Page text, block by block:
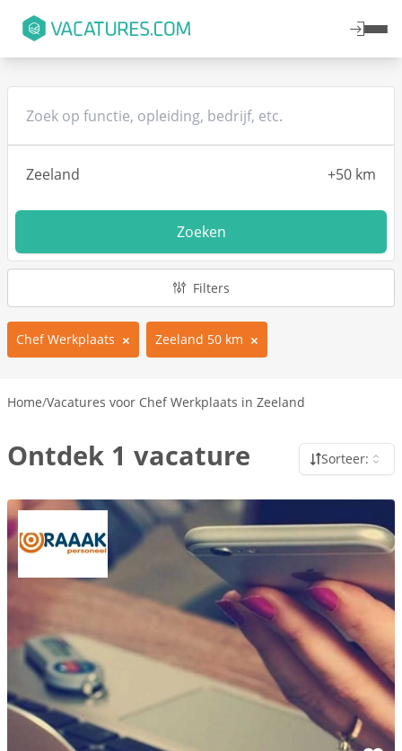
Zoeken
Filters
Chef Werkplaats Zeeland 50 km
Home/Vacatures voor Chef Werkplaats in Zeeland
Ontdek 1 vacature Sorteer: